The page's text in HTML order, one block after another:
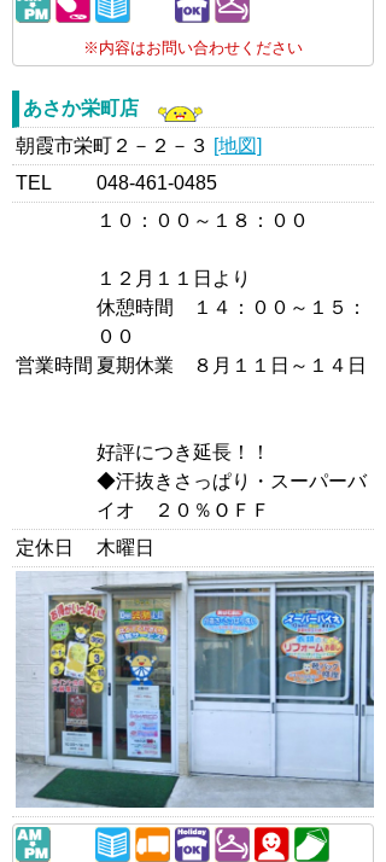
※内容はお問い合わせください
あさか栄町店
朝霞市栄町２－２－３ [地図]
TEL
048-461-0485
営業時間
１０：００～１８：００
１２月１１日より
休憩時間 １４：００～１５：
００
夏期休業 ８月１１日～１４日
好評につき延長！！
◆汗抜きさっぱり・スーパーバ
イオ ２０％ＯＦＦ
定休日
木曜日